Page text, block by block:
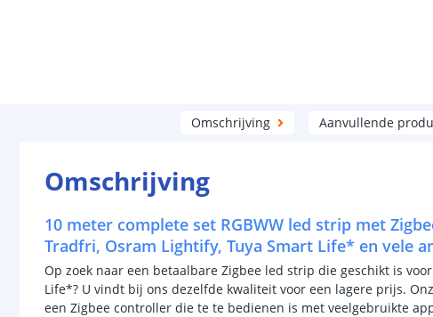
Omschrijving Aanvullende
Omschrijving
10 meter complete set RGBWW led strip met
Tradfri, Osram Lightify, Tuya Smart Life* en vele
Op zoek naar een betaalbare Zigbee led strip die geschikt is
Life*? U vindt bij ons dezelfde kwaliteit voor een lagere prijs.
een Zigbee controller die te te bedienen is met veelgebruikte